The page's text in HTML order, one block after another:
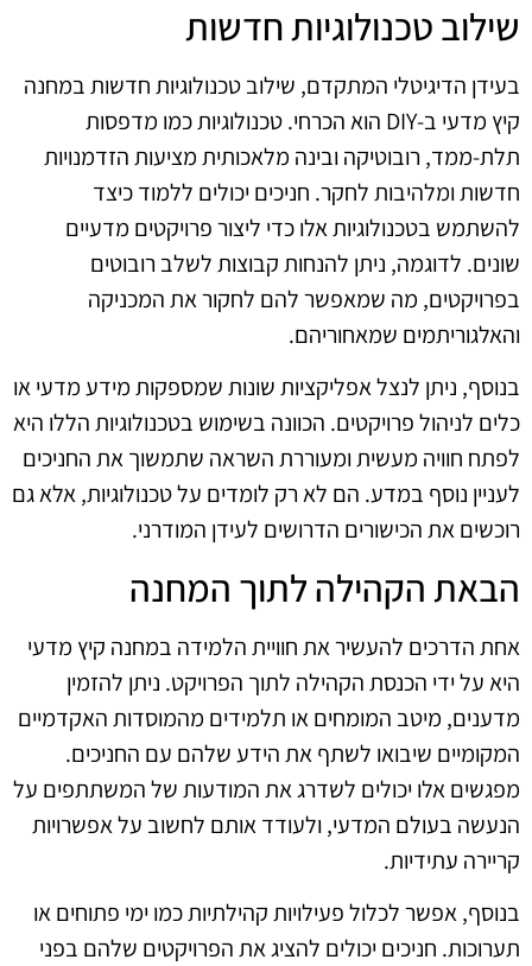
שילוב טכנולוגיות חדשות
בעידן הדיגיטלי המתקדם, שילוב טכנולוגיות חדשות במחנה
קיץ מדעי ב-DIY הוא הכרחי. טכנולוגיות כמו מדפסות
תלת-ממד, רובוטיקה ובינה מלאכותית מציעות הזדמנויות
חדשות ומלהיבות לחקר. חניכים יכולים ללמוד כיצד
להשתמש בטכנולוגיות אלו כדי ליצור פרויקטים מדעיים
שונים. לדוגמה, ניתן להנחות קבוצות לשלב רובוטים
בפרויקטים, מה שמאפשר להם לחקור את המכניקה
והאלגוריתמים שמאחוריהם.
בנוסף, ניתן לנצל אפליקציות שונות שמספקות מידע מדעי או
כלים לניהול פרויקטים. הכוונה בשימוש בטכנולוגיות הללו היא
לפתח חוויה מעשית ומעוררת השראה שתמשוך את החניכים
לעניין נוסף במדע. הם לא רק לומדים על טכנולוגיות, אלא גם
רוכשים את הכישורים הדרושים לעידן המודרני.
הבאת הקהילה לתוך המחנה
אחת הדרכים להעשיר את חוויית הלמידה במחנה קיץ מדעי
היא על ידי הכנסת הקהילה לתוך הפרויקט. ניתן להזמין
מדענים, מיטב המומחים או תלמידים מהמוסדות האקדמיים
המקומיים שיבואו לשתף את הידע שלהם עם החניכים.
מפגשים אלו יכולים לשדרג את המודעות של המשתתפים על
הנעשה בעולם המדעי, ולעודד אותם לחשוב על אפשרויות
קריירה עתידיות.
בנוסף, אפשר לכלול פעילויות קהילתיות כמו ימי פתוחים או
תערוכות. חניכים יכולים להציג את הפרויקטים שלהם בפני